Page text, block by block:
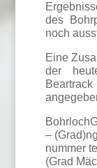
des
noch
Eine
der
–
nummer
(Grad